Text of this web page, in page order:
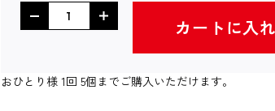
カートに入
おひとり様 1回 5個までご購入いただけます。